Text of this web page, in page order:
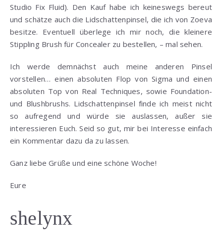
Studio Fix Fluid). Den Kauf habe ich keineswegs bereut
und schätze auch die Lidschattenpinsel, die ich von Zoeva
besitze. Eventuell überlege ich mir noch, die kleinere
Stippling Brush für Concealer zu bestellen, – mal sehen.
Ich werde demnächst auch meine anderen Pinsel
vorstellen… einen absoluten Flop von Sigma und einen
absoluten Top von Real Techniques, sowie Foundation-
und Blushbrushs. Lidschattenpinsel finde ich meist nicht
so aufregend und würde sie auslassen, außer sie
interessieren Euch. Seid so gut, mir bei Interesse einfach
ein Kommentar dazu da zu lassen.
Ganz liebe Grüße und eine schöne Woche!
Eure
shelynx